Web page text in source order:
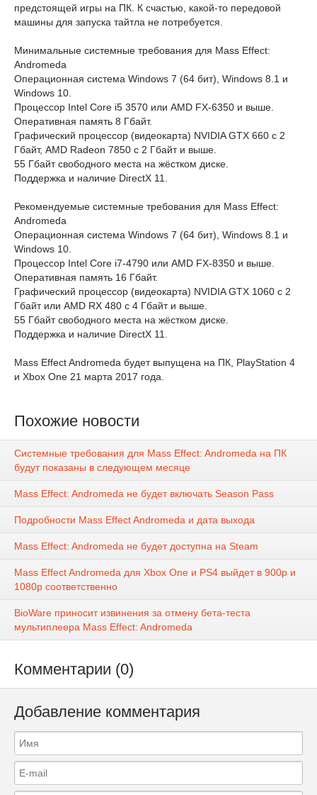
предстоящей игры на ПК. К счастью, какой-то передовой
машины для запуска тайтла не потребуется.
Минимальные системные требования для Mass Effect:
Andromeda
Операционная система Windows 7 (64 бит), Windows 8.1 и
Windows 10.
Процессор Intel Core i5 3570 или AMD FX-6350 и выше.
Оперативная память 8 Гбайт.
Графический процессор (видеокарта) NVIDIA GTX 660 с 2
Гбайт, AMD Radeon 7850 с 2 Гбайт и выше.
55 Гбайт свободного места на жёстком диске.
Поддержка и наличие DirectX 11.
Рекомендуемые системные требования для Mass Effect:
Andromeda
Операционная система Windows 7 (64 бит), Windows 8.1 и
Windows 10.
Процессор Intel Core i7-4790 или AMD FX-8350 и выше.
Оперативная память 16 Гбайт.
Графический процессор (видеокарта) NVIDIA GTX 1060 с 2
Гбайт или AMD RX 480 с 4 Гбайт и выше.
55 Гбайт свободного места на жёстком диске.
Поддержка и наличие DirectX 11.
Mass Effect Andromeda будет выпущена на ПК, PlayStation 4
и Xbox One 21 марта 2017 года.
Похожие новости
Системные требования для Mass Effect: Andromeda на ПК
будут показаны в следующем месяце
Mass Effect: Andromeda не будет включать Season Pass
Подробности Mass Effect Andromeda и дата выхода
Mass Effect: Andromeda не будет доступна на Steam
Mass Effect Andromeda для Xbox One и PS4 выйдет в 900p и
1080p соответственно
BioWare приносит извинения за отмену бета-теста
мультиплеера Mass Effect: Andromeda
Комментарии (0)
Добавление комментария